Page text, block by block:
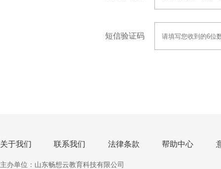
短信验证码
关于我们 联系我们 法律条款 帮助中心
主办单位：山东畅想云教育科技有限公司